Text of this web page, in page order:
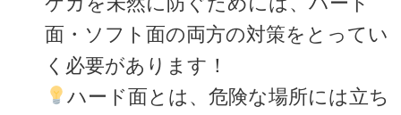
面・ソフト面の両方の対策をとってい
く必要があります！
ハード面とは、危険な場所には立ち